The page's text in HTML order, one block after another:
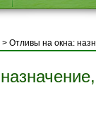
> Отливы на окна: